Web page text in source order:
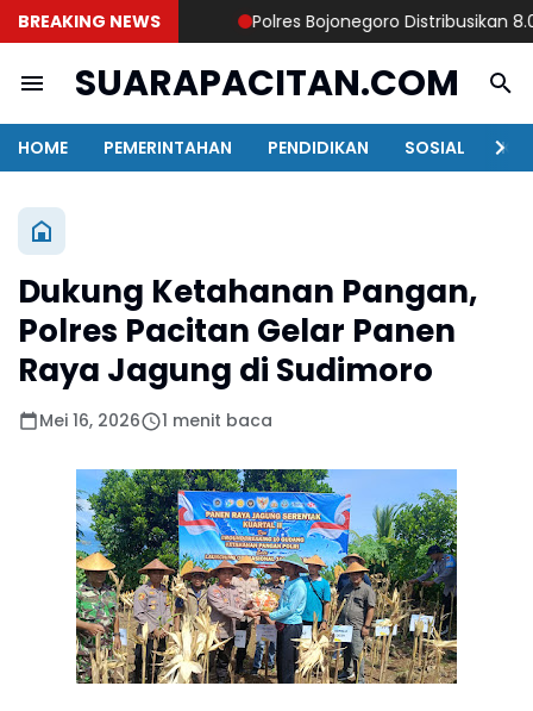
BREAKING NEWS Polres Bojonegoro Distribusikan
SUARAPACITAN.COM
HOME PEMERINTAHAN PENDIDIKAN SOSIAL
Dukung Ketahanan Pangan,
Polres Pacitan Gelar Panen
Raya Jagung di Sudimoro
Mei 16, 2026 1 menit baca